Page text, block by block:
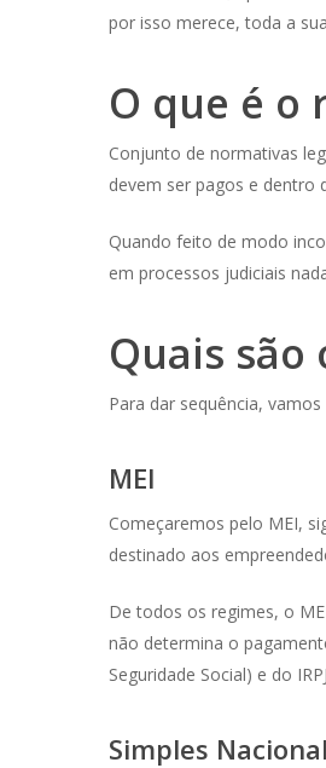
por isso merece, toda a
O que é
Conjunto de normativas
devem ser pagos e dentro
Quando feito de modo
em processos judiciais
Quais são
Para dar sequência,
MEI
Começaremos pelo MEI,
destinado aos
De todos os regimes, o
não determina o
Seguridade Social) e do
Simples Nacional